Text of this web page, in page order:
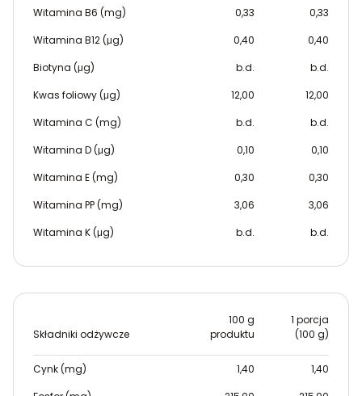
Witamina B6 (mg)
0,33
0,33
Witamina B12 (μg)
0,40
0,40
Biotyna (μg)
b.d.
b.d.
Kwas foliowy (μg)
12,00
12,00
Witamina C (mg)
b.d.
b.d.
Witamina D (μg)
0,10
0,10
Witamina E (mg)
0,30
0,30
Witamina PP (mg)
3,06
3,06
Witamina K (μg)
b.d. b.d.
Składniki odżywcze
100 g
produktu
1 porcja
(100 g)
Cynk (mg) 1,40
1,40